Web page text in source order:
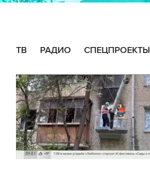
ТВ РАДИО СПЕЦПРОЕКТЫ